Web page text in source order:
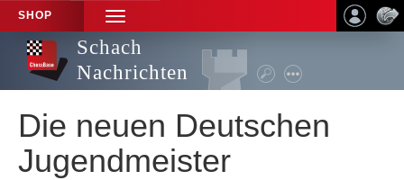
SHOP
TOGGLE
NAVIGATION
Schach
Nachrichten
Die neuen Deutschen
Jugendmeister